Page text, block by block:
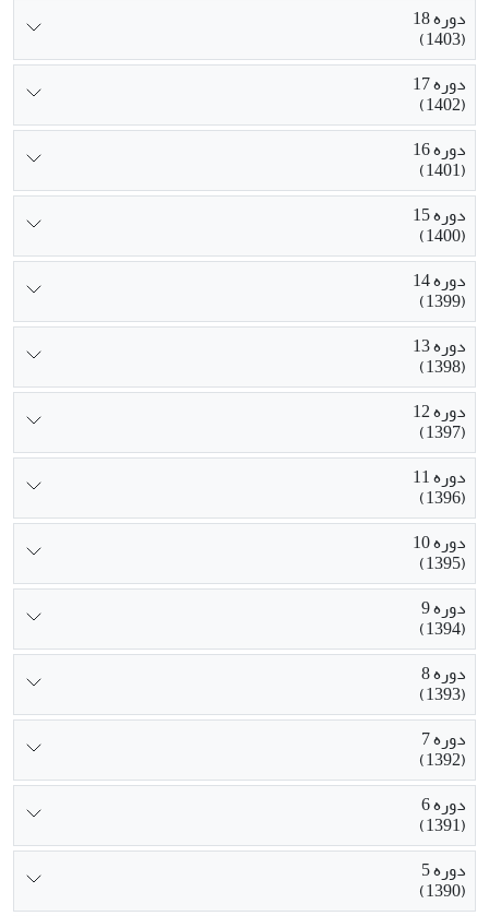
دوره 18
(1403)
دوره 17
(1402)
دوره 16
(1401)
دوره 15
(1400)
دوره 14
(1399)
دوره 13
(1398)
دوره 12
(1397)
دوره 11
(1396)
دوره 10
(1395)
دوره 9
(1394)
دوره 8
(1393)
دوره 7
(1392)
دوره 6
(1391)
دوره 5
(1390)